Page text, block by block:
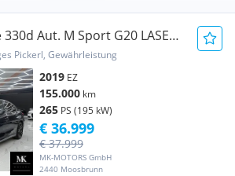
Aut. M Sport G20 LASER
Pickerl, Gewährleistung
2019 EZ
155.000 km
265 PS (195 kW)
MK-MOTORS GmbH
2440 Moosbrunn
€ 37.999
€ 36.999